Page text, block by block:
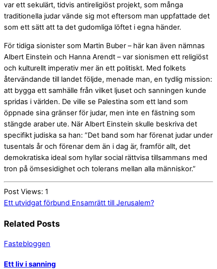
var ett sekulärt, tidvis antireligiöst projekt, som många
traditionella judar vände sig mot eftersom man uppfattade det
som ett sätt att ta det gudomliga löftet i egna händer.
För tidiga sionister som Martin Buber – här kan även nämnas
Albert Einstein och Hanna Arendt – var sionismen ett religiöst
och kulturellt imperativ mer än ett politiskt. Med folkets
återvändande till landet följde, menade man, en tydlig mission:
att bygga ett samhälle från vilket ljuset och sanningen kunde
spridas i världen. De ville se Palestina som ett land som
öppnade sina gränser för judar, men inte en fästning som
stängde araber ute. När Albert Einstein skulle beskriva det
specifikt judiska sa han: ”Det band som har förenat judar under
tusentals år och förenar dem än i dag är, framför allt, det
demokratiska ideal som hyllar social rättvisa tillsammans med
tron på ömsesidighet och tolerans mellan alla människor.”
Post Views: 1
Ett utvidgat förbund Ensamrätt till Jerusalem?
Related Posts
Fastebloggen
Ett liv i sanning